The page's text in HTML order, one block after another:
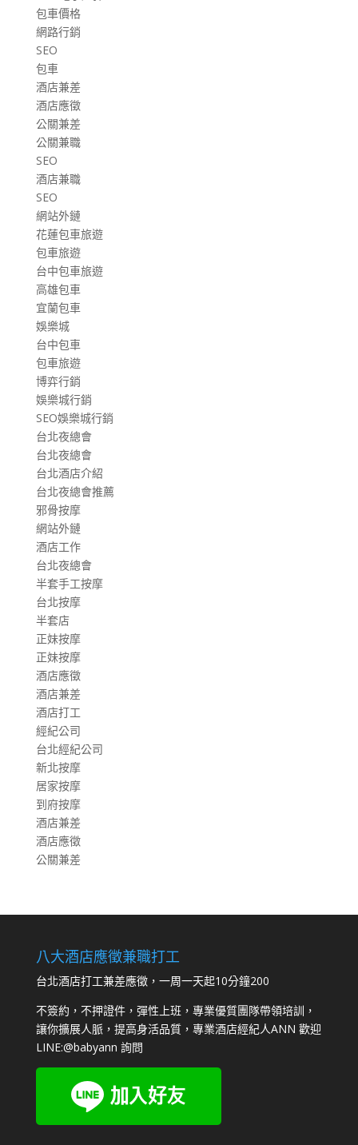
包車價格
網路行銷
SEO
包車
酒店兼差
酒店應徵
公關兼差
公關兼職
SEO
酒店兼職
SEO
網站外鏈
花蓮包車旅遊
包車旅遊
台中包車旅遊
高雄包車
宜蘭包車
娛樂城
台中包車
包車旅遊
博弈行銷
娛樂城行銷
SEO娛樂城行銷
台北夜總會
台北夜總會
台北酒店介紹
台北夜總會推薦
邪骨按摩
網站外鏈
酒店工作
台北夜總會
半套手工按摩
台北按摩
半套店
正妹按摩
正妹按摩
酒店應徵
酒店兼差
酒店打工
經紀公司
台北經紀公司
新北按摩
居家按摩
到府按摩
酒店兼差
酒店應徵
公關兼差
八大酒店應徵兼職打工
台北酒店打工兼差應徵，一周一天起10分鐘200
不簽約，不押證件，彈性上班，專業優質團隊帶領培訓，
讓你擴展人脈，提高身活品質，專業酒店經紀人ANN 歡迎
LINE:@babyann 詢問